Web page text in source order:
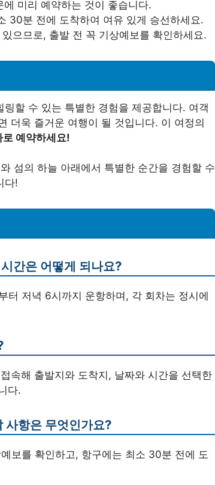
미리 예약하는 것이 좋습니다.
30분 전에 도착하여 여유 있게 승선하세요.
으므로, 출발 전 꼭 기상예보를 확인하세요.
할 수 있는 특별한 경험을 제공합니다. 여객
더욱 즐거운 여행이 될 것입니다. 이 여정의
예약하세요!
섬의 하늘 아래에서 특별한 순간을 경험할 수
다!
간은 어떻게 되나요?
터 저녁 6시까지 운항하며, 각 회차는 정시에
속해 출발지와 도착지, 날짜와 시간을 선택한
다.
사항은 무엇인가요?
보를 확인하고, 항구에는 최소 30분 전에 도